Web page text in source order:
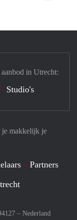
je makkelijk je
Partners
– Nederland
in Utrecht:
Studio's